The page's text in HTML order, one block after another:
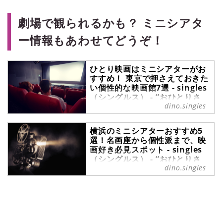
点を当てた情報サイトです。パート
ナーの有無に関わらず、自分らしい
生活を謳歌する彼・彼女たちのライ
フスタイルを紹介します。
劇場で観られるかも？ ミニシアタ
ー情報もあわせてどうぞ！
ひとり映画はミニシアターがお
すすめ！ 東京で押さえておきた
い個性的な映画館7選 - singles
（シングルス） - “おひとりさ
ま”にフォーカスした情報サイト
ミニシアターは、大手シネコンでは
上映されない個性的な作品を扱う映
画館のこと。個性的でレトロな雰囲
気を楽しんだり、併設されたカフェ
で鑑賞後の余韻を楽しんだりと、映
画以外の体験ができる点も魅力で
dino.singles
横浜のミニシアターおすすめ5
選！名画座から個性派まで、映
画好き必見スポット - singles
（シングルス） - “おひとりさ
ま”にフォーカスした情報サイト
dino.singles